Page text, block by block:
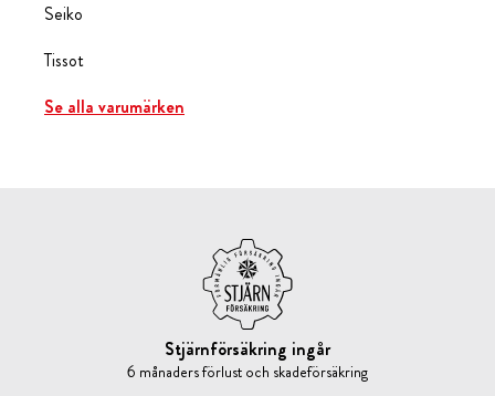
Seiko
Tissot
Se alla varumärken
Stjärnförsäkring ingår
6 månaders förlust och skadeförsäkring